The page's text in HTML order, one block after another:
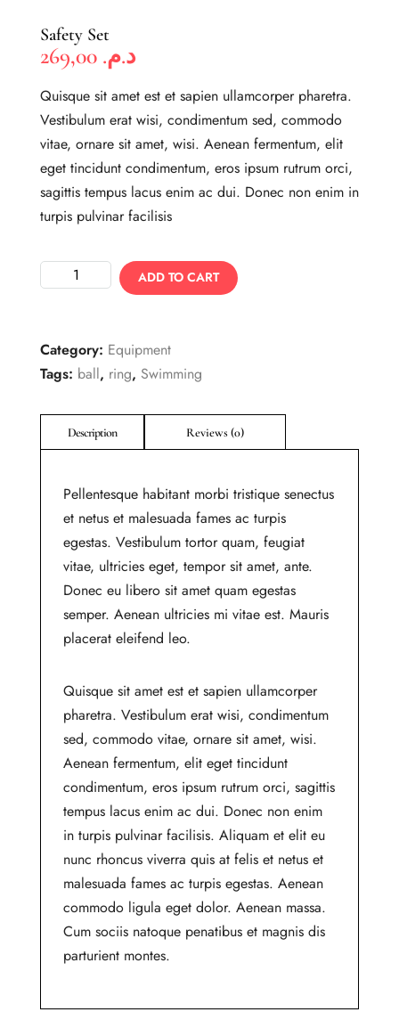
Safety Set
د.م.
Quisque sit amet est et sapien ullamcorper pharetra.
Vestibulum erat wisi, condimentum sed, commodo
vitae, ornare sit amet, wisi. Aenean fermentum, elit
eget tincidunt condimentum, eros ipsum rutrum orci,
sagittis tempus lacus enim ac dui. Donec non enim in
turpis pulvinar facilisis
ADD TO CART
Category: Equipment
Tags: ball, ring, Swimming
Pellentesque habitant morbi tristique senectus
et netus et malesuada fames ac turpis
egestas. Vestibulum tortor quam, feugiat
vitae, ultricies eget, tempor sit amet, ante.
Donec eu libero sit amet quam egestas
semper. Aenean ultricies mi vitae est. Mauris
placerat eleifend leo.
Quisque sit amet est et sapien ullamcorper
pharetra. Vestibulum erat wisi, condimentum
sed, commodo vitae, ornare sit amet, wisi.
Aenean fermentum, elit eget tincidunt
condimentum, eros ipsum rutrum orci, sagittis
tempus lacus enim ac dui. Donec non enim
in turpis pulvinar facilisis. Aliquam et elit eu
nunc rhoncus viverra quis at felis et netus et
malesuada fames ac turpis egestas. Aenean
commodo ligula eget dolor. Aenean massa.
Cum sociis natoque penatibus et magnis dis
parturient montes.